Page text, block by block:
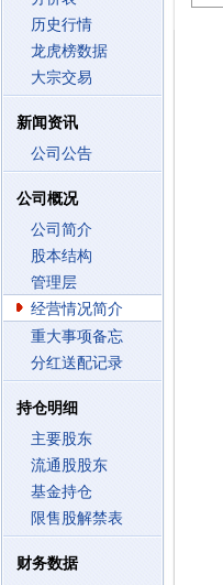
历史行情
龙虎榜数据
大宗交易
新闻资讯
公司公告
公司概况
公司简介
股本结构
管理层
经营情况简介
重大事项备忘
分红送配记录
持仓明细
主要股东
流通股股东
基金持仓
限售股解禁表
财务数据